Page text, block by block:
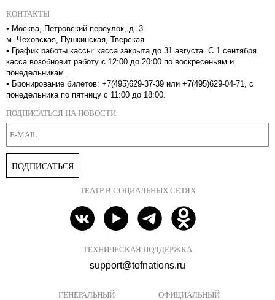
КОНТАКТЫ
• Москва, Петровский переулок, д. 3
м. Чеховская, Пушкинская, Тверская
• График работы кассы: касса закрыта до 31 августа. С 1 сентября
касса возобновит работу с 12:00 до 20:00 по воскресеньям и
понедельникам.
• Бронирование билетов: +7(495)629-37-39 или +7(495)629-04-71, с
понедельника по пятницу с 11:00 до 18:00.
ПОДПИСАТЬСЯ НА НОВОСТИ
ПОДПИСАТЬСЯ
ТЕАТР В СОЦИАЛЬНЫХ СЕТЯХ
ТЕХНИЧЕСКАЯ ПОДДЕРЖКА
support@tofnations.ru
ГЕНЕРАЛЬНЫЙ
ОФИЦИАЛЬНЫЙ